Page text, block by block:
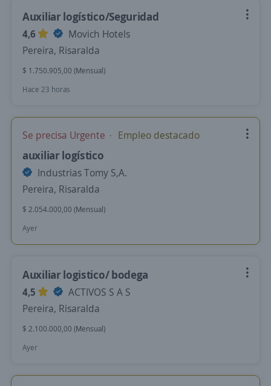
Auxiliar logístico/Seguridad
4,6
Movich Hotels
Pereira, Risaralda
$ 1.750.905,00 (Mensual)
Hace 23 horas
Se precisa Urgente Empleo destacado
auxiliar logístico
Industrias Tomy S,A.
Pereira, Risaralda
$ 2.054.000,00 (Mensual)
Ayer
Auxiliar logistico/ bodega
4,5
ACTIVOS S A S
Pereira, Risaralda
$ 2.100.000,00 (Mensual)
Ayer